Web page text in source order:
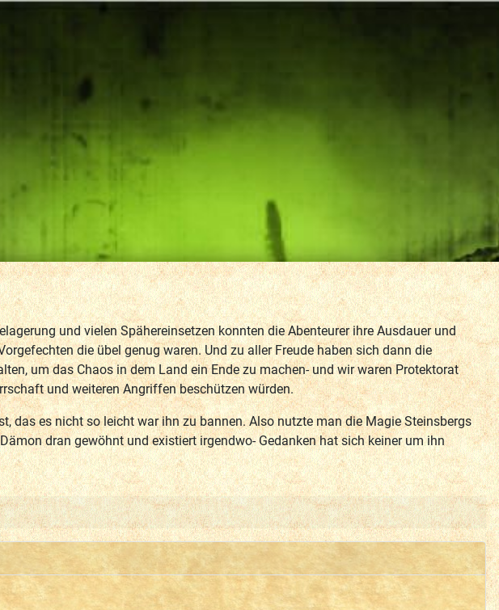
und vielen Spähereinsetzen konnten die Abenteurer ihre Ausdauer und
die übel genug waren. Und zu aller Freude haben sich dann die
um das Chaos in dem Land ein Ende zu machen- und wir waren Protektorat
und weiteren Angriffen beschützen würden.
das es nicht so leicht war ihn zu bannen. Also nutzte man die Magie Steinsbergs
dran gewöhnt und existiert irgendwo- Gedanken hat sich keiner um ihn